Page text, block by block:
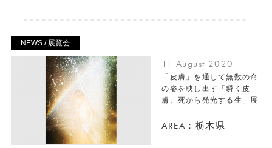
NEWS / 展覧会
11 August 2020
「皮膚」を通して無数の命
の姿を映し出す「瞬く皮
膚、死から発光する生」展
AREA：栃木県